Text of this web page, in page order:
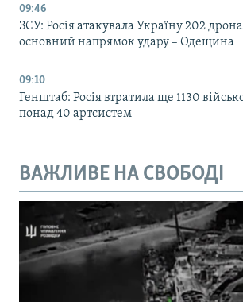
09:46
ЗСУ: Росія атакувала Україну 202
основний напрямок удару – Одещина
09:10
Генштаб: Росія втратила ще 1130
понад 40 артсистем
ВАЖЛИВЕ НА СВОБОДІ